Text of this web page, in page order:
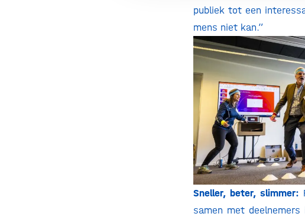
publiek tot een
mens niet kan.”
Sneller, beter, slimmer:
samen met